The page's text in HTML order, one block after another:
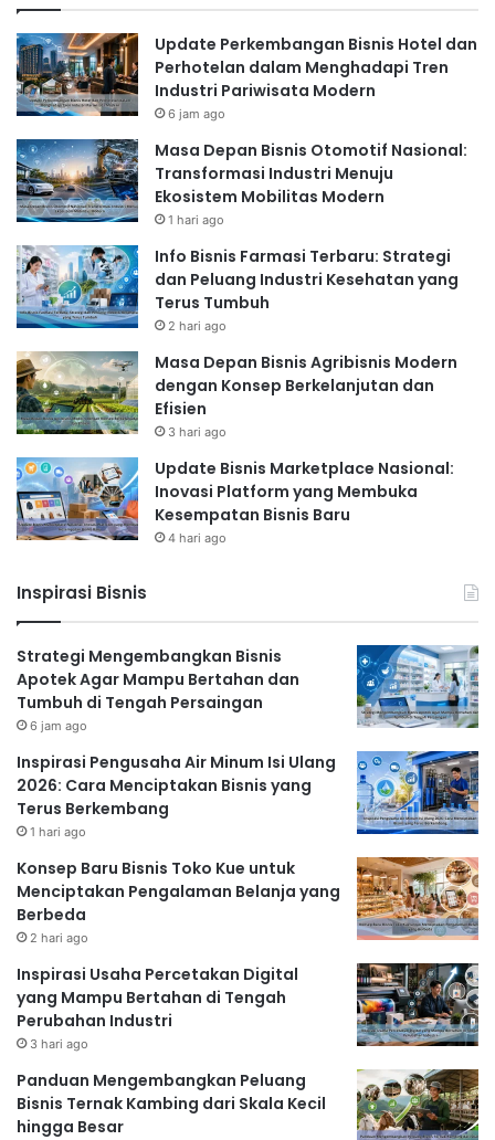
Update Perkembangan Bisnis Hotel dan
Perhotelan dalam Menghadapi Tren
Industri Pariwisata Modern
6 jam ago
Masa Depan Bisnis Otomotif Nasional:
Transformasi Industri Menuju
Ekosistem Mobilitas Modern
1 hari ago
Info Bisnis Farmasi Terbaru: Strategi
dan Peluang Industri Kesehatan yang
Terus Tumbuh
2 hari ago
Masa Depan Bisnis Agribisnis Modern
dengan Konsep Berkelanjutan dan
Efisien
3 hari ago
Update Bisnis Marketplace Nasional:
Inovasi Platform yang Membuka
Kesempatan Bisnis Baru
4 hari ago
Inspirasi Bisnis
Strategi Mengembangkan Bisnis
Apotek Agar Mampu Bertahan dan
Tumbuh di Tengah Persaingan
6 jam ago
Inspirasi Pengusaha Air Minum Isi Ulang
2026: Cara Menciptakan Bisnis yang
Terus Berkembang
1 hari ago
Konsep Baru Bisnis Toko Kue untuk
Menciptakan Pengalaman Belanja yang
Berbeda
2 hari ago
Inspirasi Usaha Percetakan Digital
yang Mampu Bertahan di Tengah
Perubahan Industri
3 hari ago
Panduan Mengembangkan Peluang
Bisnis Ternak Kambing dari Skala Kecil
hingga Besar